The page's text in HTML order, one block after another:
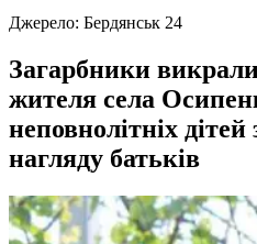
Джерело: Бердянськ 24
Загарбники
жителя села
неповнолітніх
нагляду батьків